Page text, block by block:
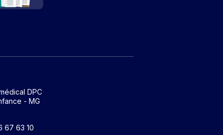
DPC
- MG
67 63 10